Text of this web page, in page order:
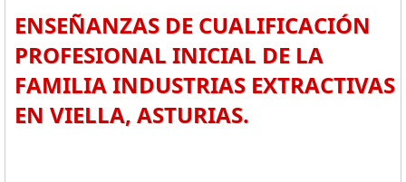
ENSEÑANZAS DE CUALIFICACIÓN
PROFESIONAL INICIAL DE LA
FAMILIA INDUSTRIAS EXTRACTIVAS
EN VIELLA, ASTURIAS.